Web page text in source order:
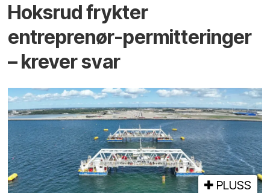
Hoksrud frykter
entreprenør-permitteringer
– krever svar
PLUSS